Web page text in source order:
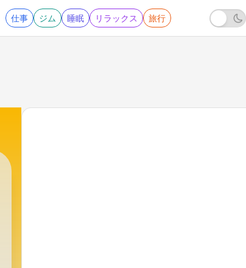
仕事 ジム 睡眠 リラックス 旅行